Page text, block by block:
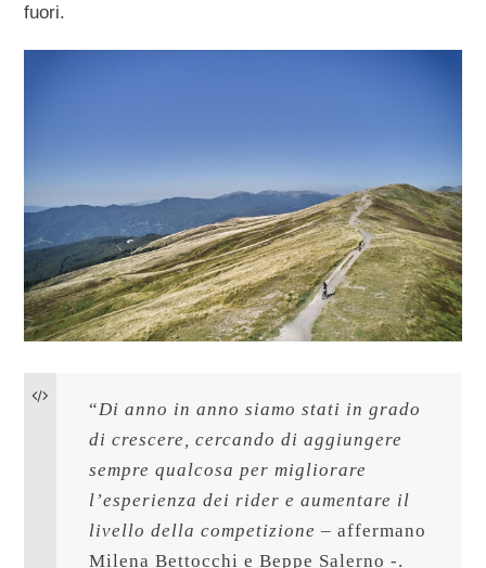
fuori.
“Di anno in anno siamo stati in grado
di crescere, cercando di aggiungere
sempre qualcosa per migliorare
l’esperienza dei rider e aumentare il
livello della competizione – affermano